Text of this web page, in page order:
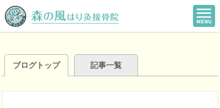
ブログトップ 記事一覧